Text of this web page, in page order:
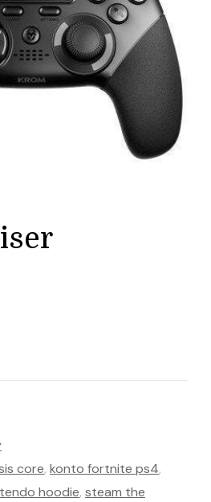
core, konto fortnite ps4,
hoodie, steam the